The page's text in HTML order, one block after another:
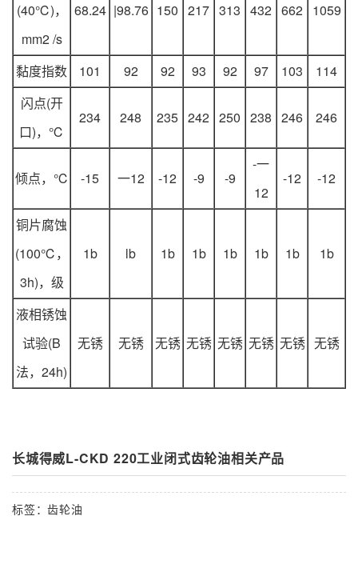
(40℃)，
mm2 /s
68.24 |98.76 150 217 313 432 662 1059
黏度指数 101 92 92 93 92 97 103
114
闪点(开
口)，℃
234 248 235 242 250 238 246 246
倾点，℃ -15 一12 -12 -9 -9
-一
12
-12 -12
铜片腐蚀
(100℃，
3h)，级
1b lb 1b 1b 1b 1b 1b 1b
液相锈蚀
试验(B
法，24h)
无锈 无锈 无锈 无锈 无锈 无锈 无锈 无锈
长城得威L-CKD 220工业闭式齿轮油相关产品
标签：齿轮油